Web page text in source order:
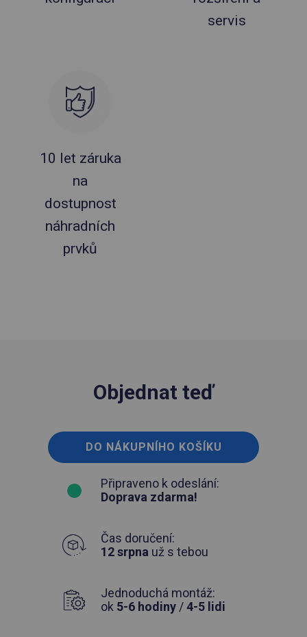
servis
10 let záruka
na
dostupnost
náhradních
prvků
Objednat teď
DO NÁKUPNÍHO KOŠÍKU
Připraveno k odeslání:
Doprava zdarma!
Čas doručení:
12 srpna už s tebou
Jednoduchá montáž:
ok 5-6 hodiny /4-5 lidi